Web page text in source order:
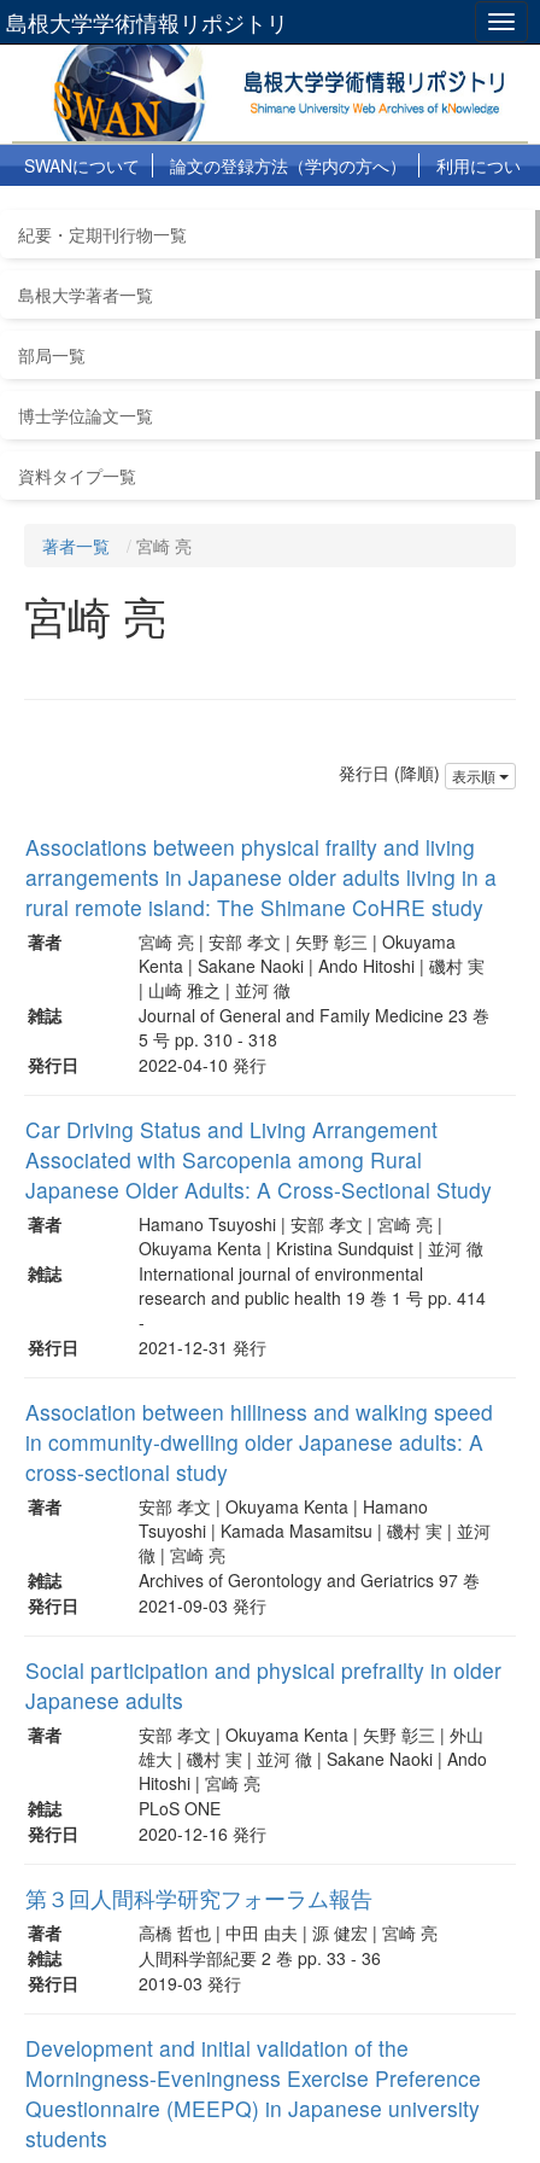
島根大学学術情報リポジトリ
SWANについて 論文の登録方法（学内の方へ）
利用につい
紀要・定期刊行物一覧
島根大学著者一覧
部局一覧
博士学位論文一覧
資料タイプ一覧
著者一覧 宮崎 亮
宮崎 亮
発行日 (降順) 表示順
Associations between physical frailty and living
arrangements in Japanese older adults living in a
rural remote island: The Shimane CoHRE study
著者
宮崎 亮 | 安部 孝文 | 矢野 彰三 | Okuyama
Kenta | Sakane Naoki | Ando Hitoshi | 磯村 実
| 山崎 雅之 | 並河 徹
雑誌
Journal of General and Family Medicine 23 巻
5 号 pp. 310 - 318
発行日
2022-04-10 発行
Car Driving Status and Living Arrangement
Associated with Sarcopenia among Rural
Japanese Older Adults: A Cross-Sectional Study
著者
Hamano Tsuyoshi | 安部 孝文 | 宮崎 亮 |
Okuyama Kenta | Kristina Sundquist | 並河 徹
雑誌
International journal of environmental
research and public health 19 巻 1 号 pp. 414
-
発行日
2021-12-31 発行
Association between hilliness and walking speed
in community-dwelling older Japanese adults: A
cross-sectional study
著者
安部 孝文 | Okuyama Kenta | Hamano
Tsuyoshi | Kamada Masamitsu | 磯村 実 | 並河
徹 | 宮崎 亮
雑誌
Archives of Gerontology and Geriatrics 97 巻
発行日
2021-09-03 発行
Social participation and physical prefrailty in older
Japanese adults
著者
安部 孝文 | Okuyama Kenta | 矢野 彰三 | 外山
雄大 | 磯村 実 | 並河 徹 | Sakane Naoki | Ando
Hitoshi | 宮崎 亮
雑誌
PLoS ONE
発行日
2020-12-16 発行
第３回人間科学研究フォーラム報告
著者
高橋 哲也 | 中田 由夫 | 源 健宏 | 宮崎 亮
雑誌
人間科学部紀要 2 巻 pp. 33 - 36
発行日
2019-03 発行
Development and initial validation of the
Morningness-Eveningness Exercise Preference
Questionnaire (MEEPQ) in Japanese university
students